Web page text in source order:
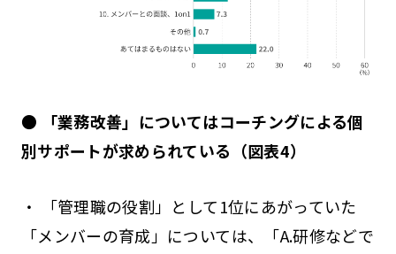
● 「業務改善」についてはコーチングによる個
別サポートが求められている（図表4）
・ 「管理職の役割」として1位にあがっていた
「メンバーの育成」については、「A.研修などで